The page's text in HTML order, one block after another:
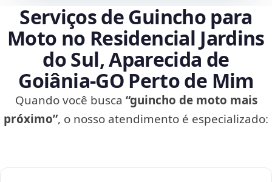
Serviços de Guincho para
Moto no Residencial Jardins
do Sul, Aparecida de
Goiânia‑GO Perto de Mim
Quando você busca “guincho de moto mais
próximo”, o nosso atendimento é especializado: